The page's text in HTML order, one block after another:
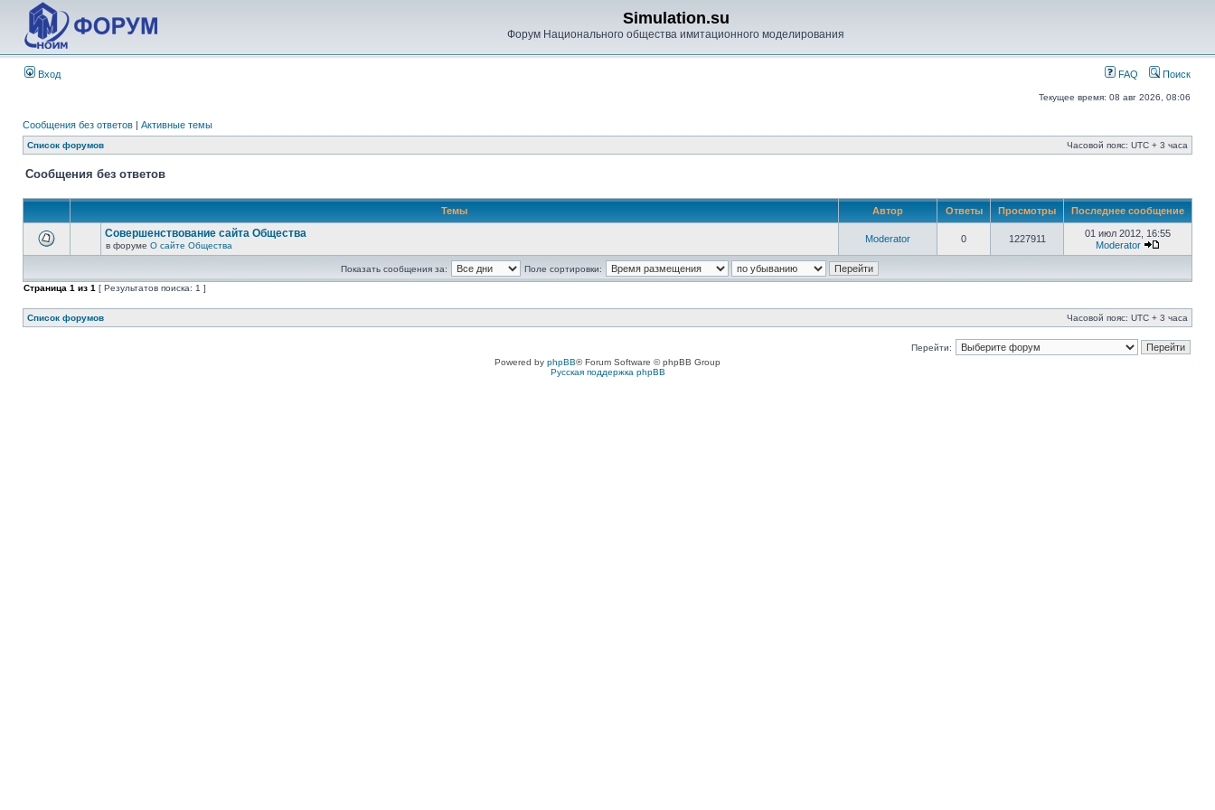
Simulation.su
Форум Национального общества имитационного моделирования
Вход FAQ Поиск
Текущее время: 08 авг 2026, 08:06
Сообщения без ответов | Активные темы
Список форумов Часовой пояс: UTC + 3 часа
Сообщения без ответов
Темы Автор Ответы Просмотры Последнее сообщение
Совершенствование сайта Общества
в форуме О сайте Общества
Moderator 0 1227911
01 июл 2012, 16:55
Moderator
Показать сообщения за:
Поле сортировки:
Страница 1 из 1 [ Результатов поиска: 1 ]
Список форумов Часовой пояс: UTC + 3 часа
Перейти:
Powered by phpBB® Forum Software © phpBB Group
Русская поддержка phpBB